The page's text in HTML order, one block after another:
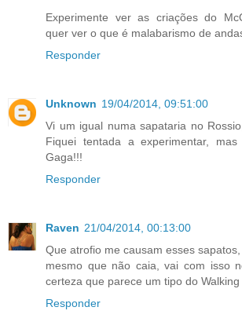
Experimente ver as criações do
quer ver o que é malabarismo de
Responder
Unknown 19/04/2014, 09:51:00
Vi um igual numa sapataria no
Fiquei tentada a experimentar,
Gaga!!!
Responder
Raven 21/04/2014, 00:13:00
Que atrofio me causam esses
mesmo que não caia, vai com isso
certeza que parece um tipo do
Responder